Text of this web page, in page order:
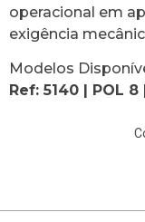
operacional em
exigência
Modelos
Ref: 5140 | POL